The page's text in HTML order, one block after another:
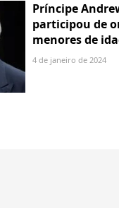
Príncipe
participou de
menores de
de Jeffrey
4 de janeiro de 2024